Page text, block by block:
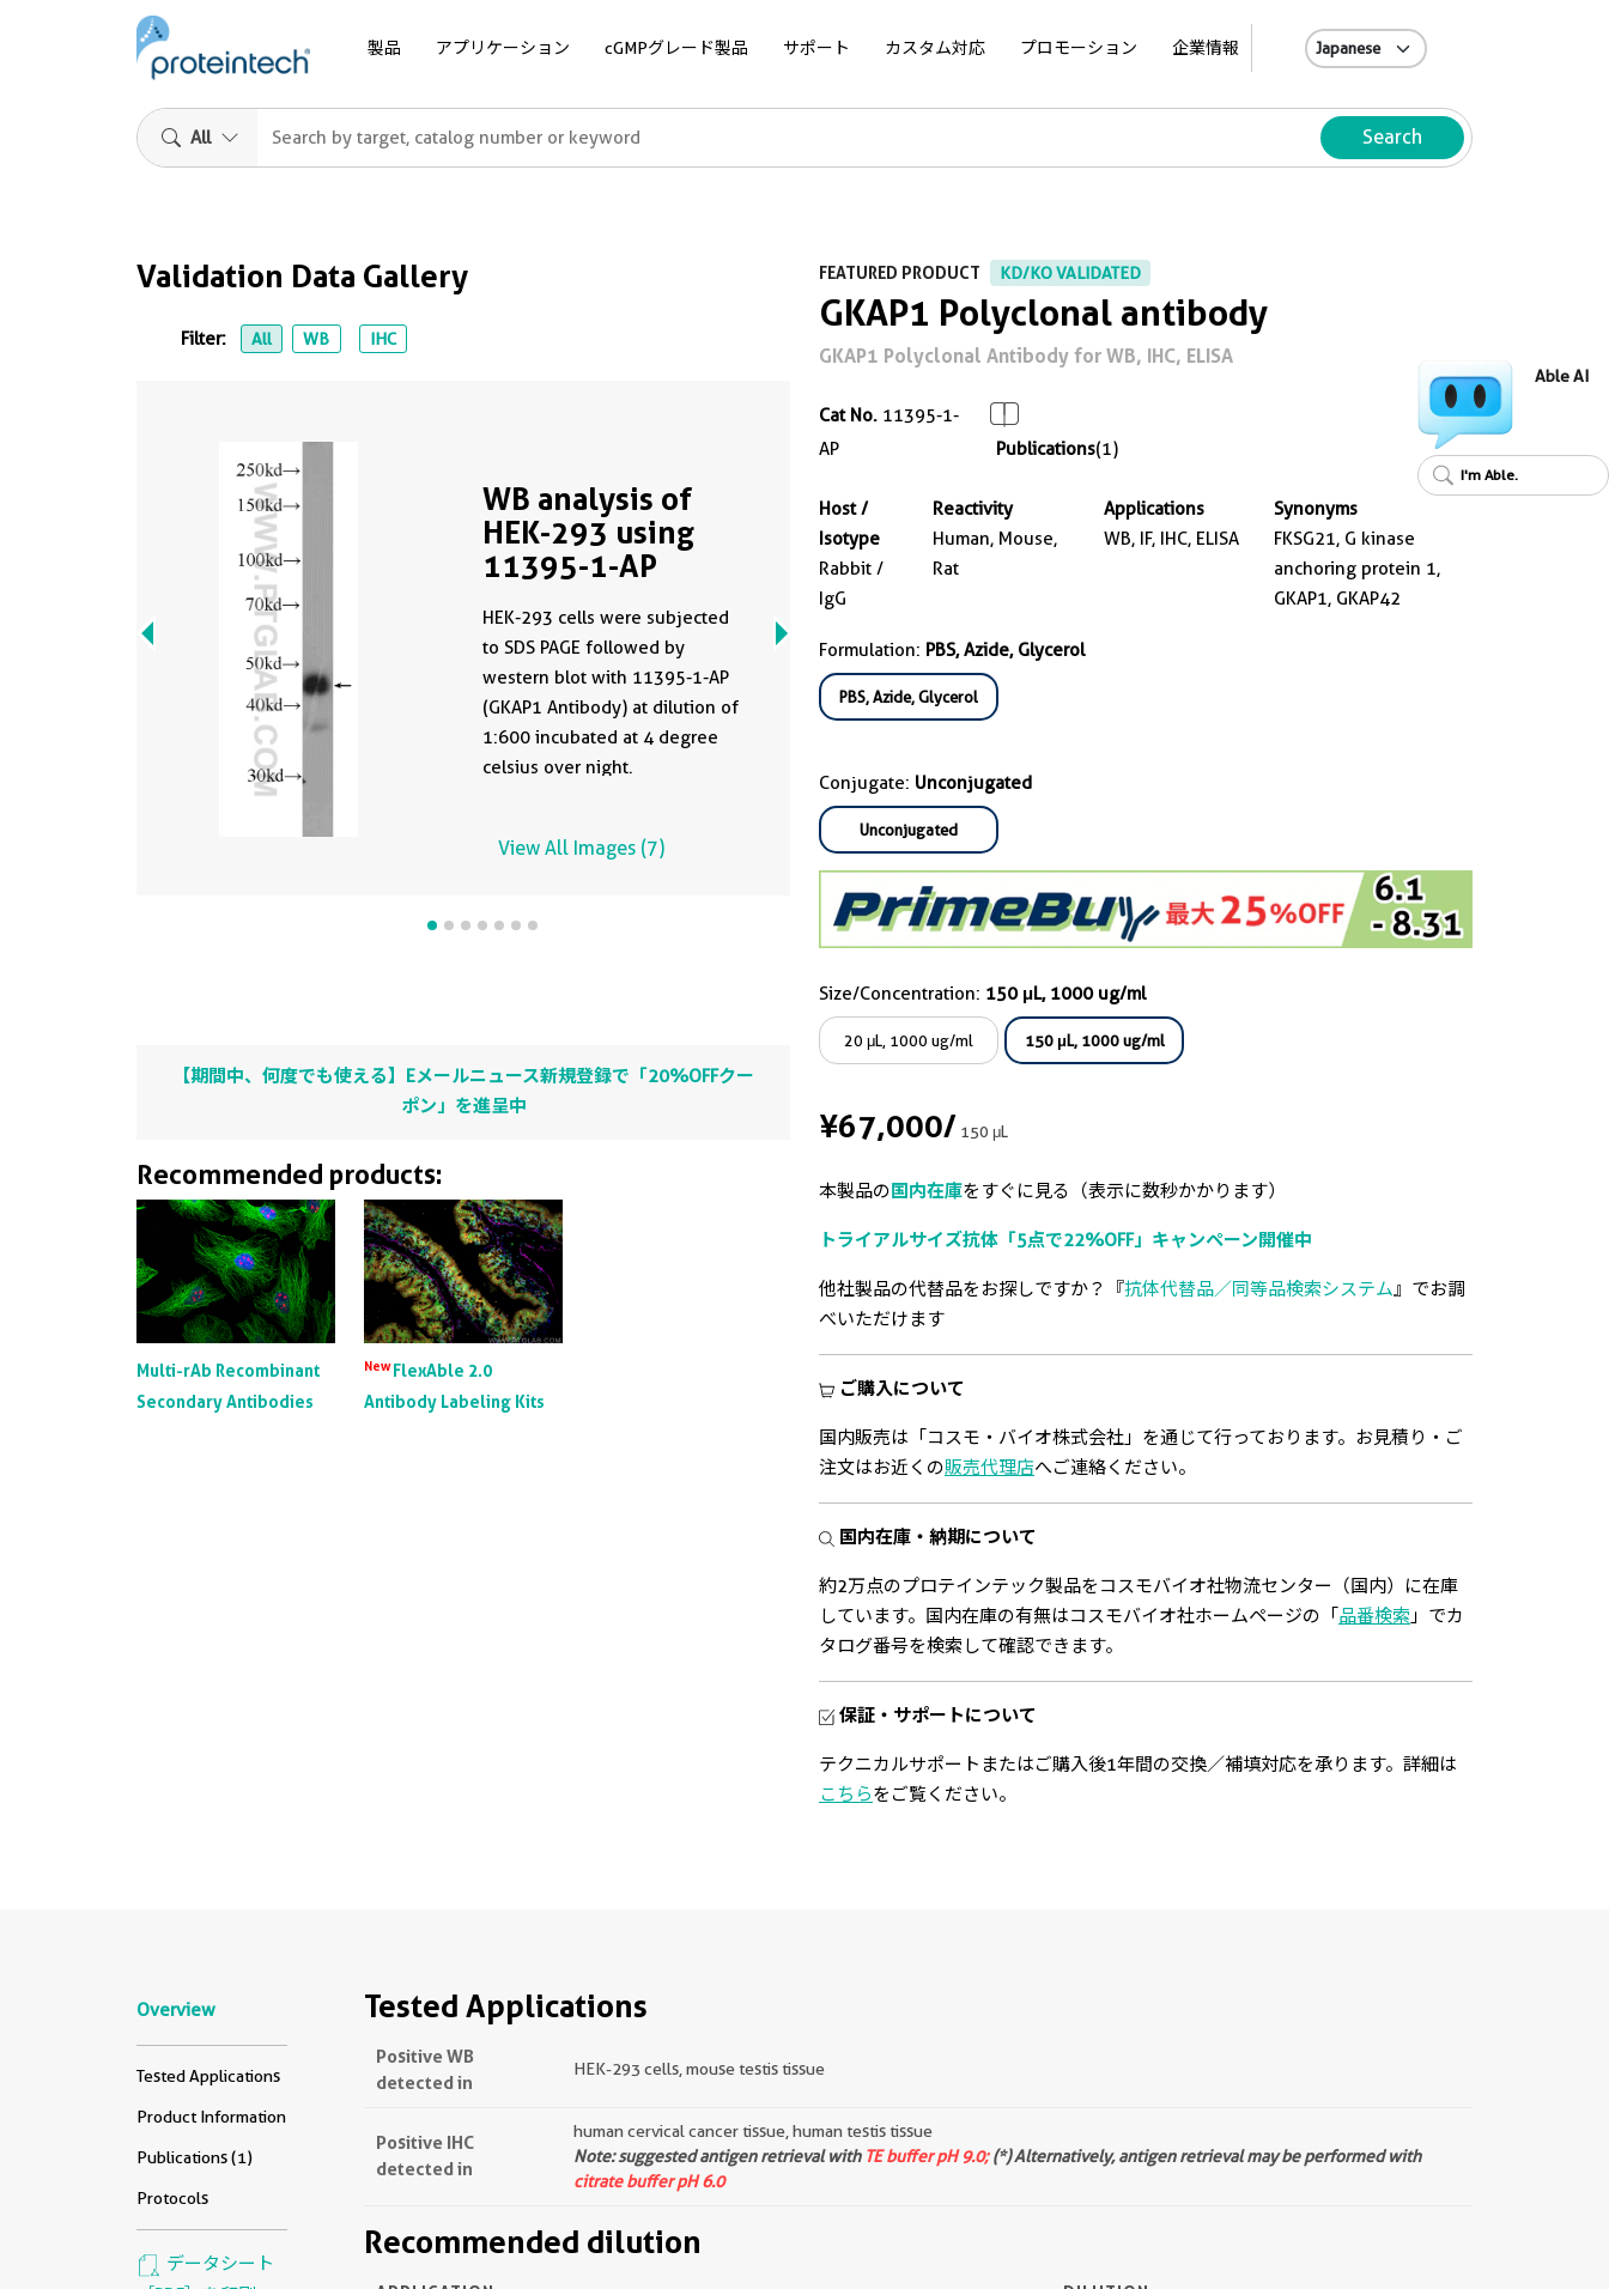
製品 アプリケーション cGMPグレード製品 サポート カスタム対応 プロモーション 企業情報
All Search
Validation Data Gallery
Filter: All WB IHC
WB analysis of
HEK-293 using
11395-1-AP
HEK-293 cells were subjected
to SDS PAGE followed by
western blot with 11395-1-AP
(GKAP1 Antibody) at dilution of
1:600 incubated at 4 degree
celsius over night.
View All Images (7)
【期間中、何度でも使える】Eメールニュース新規登録で「20%OFFクー
ポン」を進呈中
Recommended products:
Multi-rAb Recombinant
Secondary Antibodies
NewFlexAble 2.0
Antibody Labeling Kits
FEATURED PRODUCT KD/KO VALIDATED
GKAP1 Polyclonal antibody
GKAP1 Polyclonal Antibody for WB, IHC, ELISA
Cat No. 11395-1-
AP
Publications(1)
Host /
Isotype
Rabbit /
IgG
Reactivity
Human, Mouse,
Rat
Applications
WB, IF, IHC, ELISA
Synonyms
FKSG21, G kinase
anchoring protein 1,
GKAP1, GKAP42
Formulation: PBS, Azide, Glycerol
PBS, Azide, Glycerol
Conjugate: Unconjugated
Unconjugated
Size/Concentration: 150 μL, 1000 ug/ml
20 μL, 1000 ug/ml 150 μL, 1000 ug/ml
¥67,000/150 μL
本製品の 国内在庫をすぐに見る（表示に数秒かかります）
トライアルサイズ抗体「5点で22%OFF」キャンペーン開催中
他社製品の代替品をお探しですか？『抗体代替品／同等品検索システム』でお調
べいただけます
ご購入について
国内販売は「コスモ・バイオ株式会社」を通じて行っております。お見積り・ご
注文はお近くの販売代理店へご連絡ください。
国内在庫・納期について
約2万点のプロテインテック製品をコスモバイオ社物流センター（国内）に在庫
しています。国内在庫の有無はコスモバイオ社ホームページの「 品番検索 」でカ
タログ番号を検索して確認できます。
保証・サポートについて
テクニカルサポートまたはご購入後1年間の交換／補填対応を承ります。詳細は
こちらをご覧ください。
Overview
Tested Applications
Product Information
Publications (1)
Protocols
データシート
Tested Applications
Positive WB
detected in
HEK-293 cells, mouse testis tissue
Positive IHC
detected in
human cervical cancer tissue, human testis tissue
Note: suggested antigen retrieval with TE buffer pH 9.0;(*) Alternatively, antigen retrieval may be performed with
citrate buffer pH 6.0
Recommended dilution
Able AI
I'm Able.